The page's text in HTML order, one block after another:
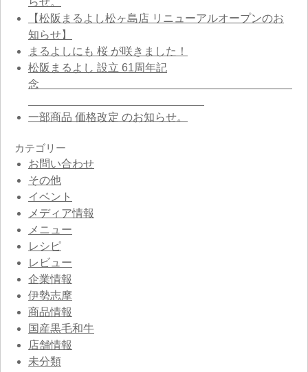
【松阪まるよし松ヶ島店 リニューアルオープンのお
知らせ】
まるよしにも 桜 が咲きました！
松阪まるよし 設立 61周年記
念
一部商品 価格改定 のお知らせ。
カテゴリー
お問い合わせ
その他
イベント
メディア情報
メニュー
レシピ
レビュー
企業情報
伊勢志摩
商品情報
国産黒毛和牛
店舗情報
未分類